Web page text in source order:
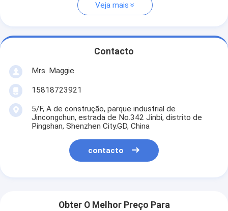
Veja mais
Contacto
Mrs. Maggie
15818723921
5/F, A de construção, parque industrial de
Jincongchun, estrada de No.342 Jinbi, distrito de
Pingshan, Shenzhen City.GD, China
contacto
Obter O Melhor Preço Para